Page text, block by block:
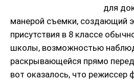
для
манерой съемки, создающий
присутствия в 8 классе
школы, возможностью
раскрывающейся прямо
вот оказалось, что режиссер